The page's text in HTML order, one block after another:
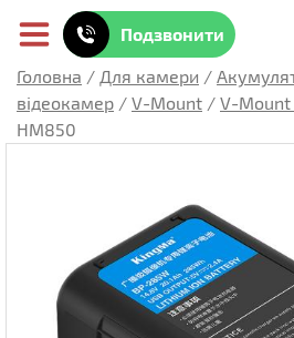
Подзвонити
Головна / Для камери /
відеокамер / V-Mount / V-Mount
HM850